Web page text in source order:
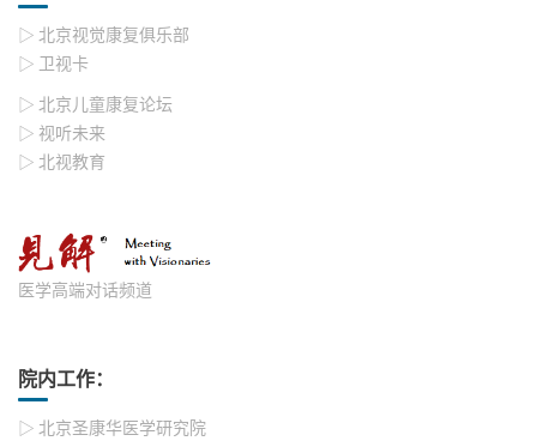
▷ 北京视觉康复俱乐部
▷ 卫视卡
▷ 北京儿童康复论坛
▷ 视听未来
▷ 北视教育
医学高端对话频道
院内工作：
▷ 北京圣康华医学研究院